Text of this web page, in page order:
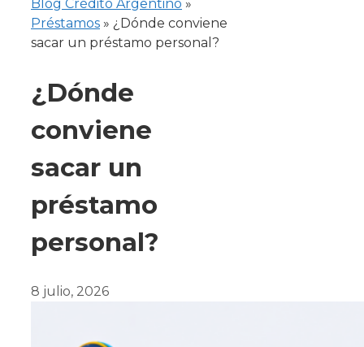
Blog Crédito Argentino »
Préstamos » ¿Dónde conviene
sacar un préstamo personal?
¿Dónde
conviene
sacar un
préstamo
personal?
8 julio, 2026